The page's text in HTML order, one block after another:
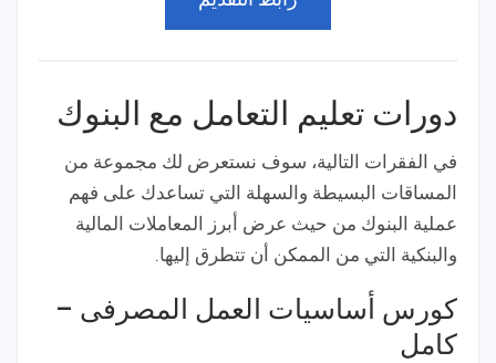
دورات تعليم التعامل مع البنوك
في الفقرات التالية، سوف نستعرض لك مجموعة من
المساقات البسيطة والسهلة التي تساعدك على فهم
عملية البنوك من حيث عرض أبرز المعاملات المالية
والبنكية التي من الممكن أن تتطرق إليها.
كورس أساسيات العمل المصرفى –
كامل